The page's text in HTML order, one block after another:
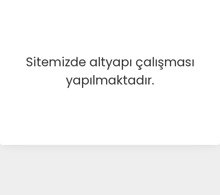
Sitemizde altyapı çalışması
yapılmaktadır.